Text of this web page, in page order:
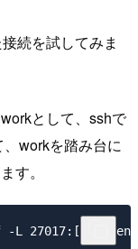
続を試してみま
として、sshで
workを踏み台に
す。